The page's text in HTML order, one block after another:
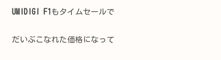
UMIDIGI F1 もタイムセールで
だいぶこなれた価格になって